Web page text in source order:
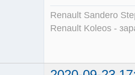
Renault Sandero
Renault Koleos -